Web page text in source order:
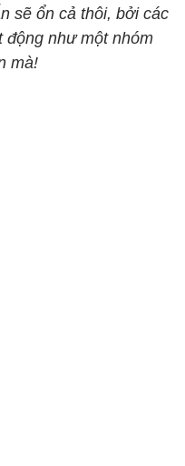
sẽ ổn cả thôi, bởi các
động như một nhóm
mà!